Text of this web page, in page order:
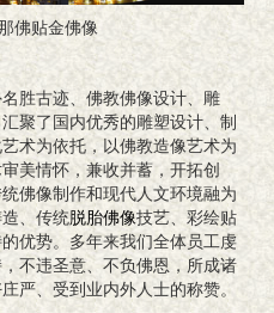
佛贴金佛像
胜古迹、佛教佛像设计、雕
聚了国内优秀的雕塑设计、制
术为依托，以佛教造像艺术为
美情怀，兼收并蓄，开拓创
佛像制作和现代人文环境融为
、传统脱胎佛像技艺、彩绘贴
优势。多年来我们全体员工虔
不违圣意、不负佛恩，所成诸
严、受到业内外人士的称赞。